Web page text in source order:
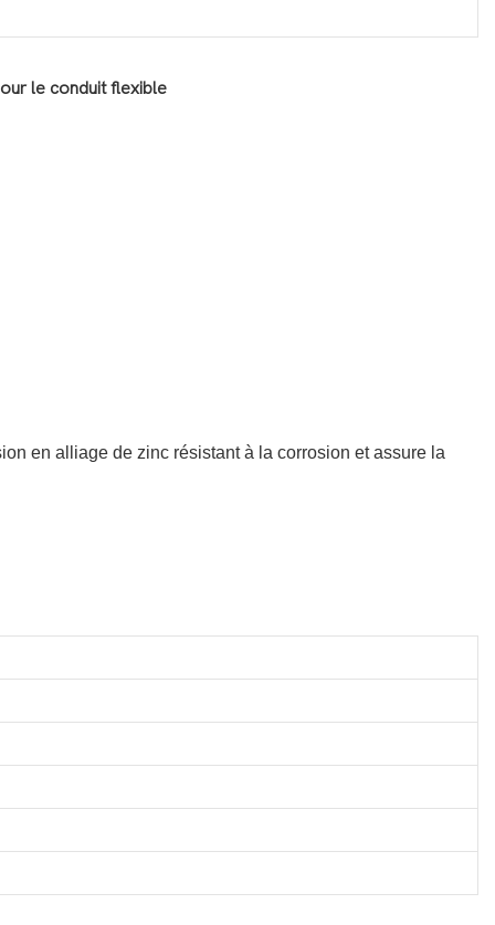
le conduit flexible
en alliage de zinc résistant à la corrosion et assure la